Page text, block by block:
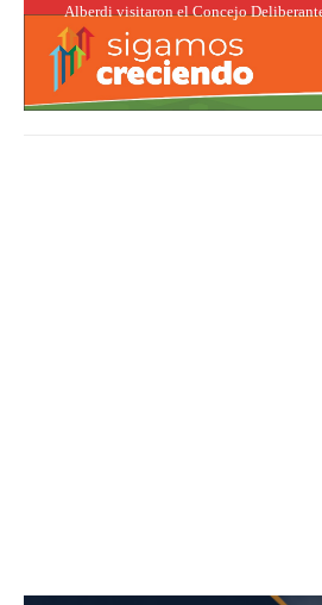
Alberdi visitaron el Concejo